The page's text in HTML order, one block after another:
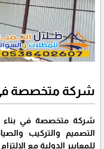
شركة متخصصة في
شركة متخصصة في بناء
التصميم والتركيب
للمعايير الدولية مع